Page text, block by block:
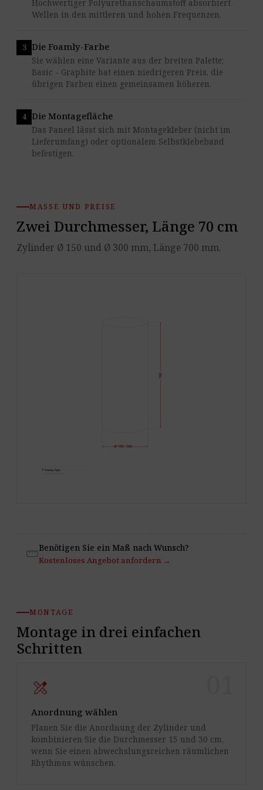
Hochwertiger Polyurethanschaumstoff absorbiert
Wellen in den mittleren und hohen Frequenzen.
Die Foamly-Farbe
Sie wählen eine Variante aus der breiten Palette;
Basic - Graphite hat einen niedrigeren Preis, die
übrigen Farben einen gemeinsamen höheren.
Die Montagefläche
Das Paneel lässt sich mit Montagekleber (nicht im
Lieferumfang) oder optionalem Selbstklebeband
befestigen.
MASSE UND PREISE
Zwei Durchmesser, Länge 70 cm
Zylinder Ø 150 und Ø 300 mm, Länge 700 mm.
straightenBenötigen Sie ein Maß nach Wunsch?
Kostenloses Angebot anfordern →
MONTAGE
Montage in drei einfachen
Schritten
design_services
Anordnung wählen
Planen Sie die Anordnung der Zylinder und
kombinieren Sie die Durchmesser 15 und 30 cm,
wenn Sie einen abwechslungsreichen räumlichen
Rhythmus wünschen.